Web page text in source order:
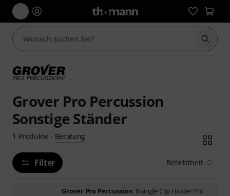
Suche
Grover Pro Percussion
Sonstige Ständer
1 Produkte · Beratung
Filter Beliebtheit
Grover Pro Percussion Triangle Clip Holder Pro